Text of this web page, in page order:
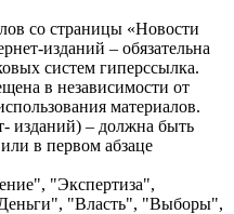
со страницы «Новости
изданий – обязательна
систем гиперссылка.
в независимости от
материалов.
изданий) – должна быть
в первом абзаце
"Экспертиза",
"Власть", "Выборы",